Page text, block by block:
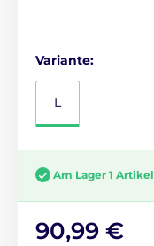
Variante:
L
Am Lager 1 Artikel
90,99 €